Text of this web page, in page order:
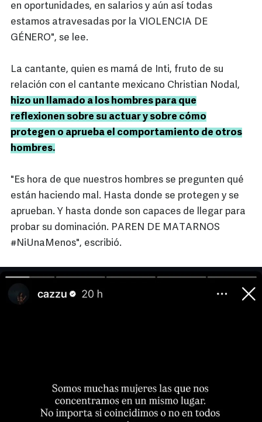
en oportunidades, en salarios y aún así todas
estamos atravesadas por la VIOLENCIA DE
GÉNERO", se lee.
La cantante, quien es mamá de Inti, fruto de su
relación con el cantante mexicano Christian Nodal,
hizo un llamado a los hombres para que
reflexionen sobre su actuar y sobre cómo
protegen o aprueba el comportamiento de otros
hombres.
"Es hora de que nuestros hombres se pregunten qué
están haciendo mal. Hasta donde se protegen y se
aprueban. Y hasta donde son capaces de llegar para
probar su dominación. PAREN DE MATARNOS
#NiUnaMenos", escribió.